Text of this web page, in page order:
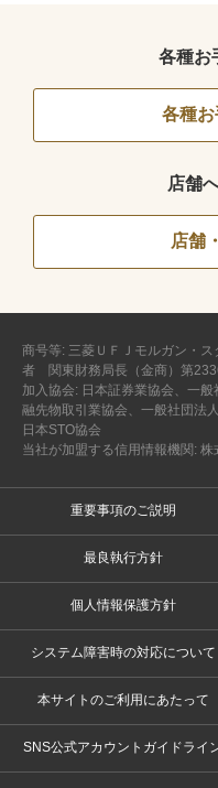
各種お
各種
店舗
店舗
商号等: 三菱ＵＦＪモルガン・
者 関東財務局長（金商）第
加入協会: 日本証券業協会、一
融先物取引業協会、一般社団法
日本STO協会
当社が加盟する信用情報機関:
重要事項のご説明
最良執行方針
個人情報保護方針
システム障害時の対応について
本サイトのご利用にあたって
SNS公式アカウントガイドライ